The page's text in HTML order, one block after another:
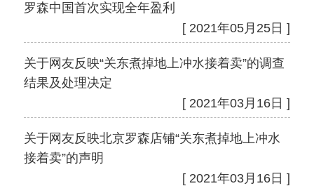
罗森中国首次实现全年盈利
[ 2021年05月25日 ]
关于网友反映“关东煮掉地上冲水接着卖”的调查
结果及处理决定
[ 2021年03月16日 ]
关于网友反映北京罗森店铺“关东煮掉地上冲水
接着卖”的声明
[ 2021年03月16日 ]